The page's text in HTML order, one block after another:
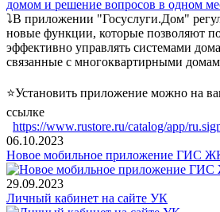
⤵️В приложении "Госуслуги.Дом"
новые функции, которые позволяют
эффективно управлять системами
связанные с многоквартирными
⭐️Установить приложение можно на
ссылке
https://www.rustore.ru/catalog/app/
06.10.2023
Новое мобильное приложение ГИС
29.09.2023
Личный кабинет на сайте УК